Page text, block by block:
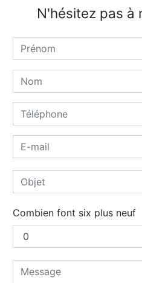
N'hésitez pas à
Combien font six plus neuf